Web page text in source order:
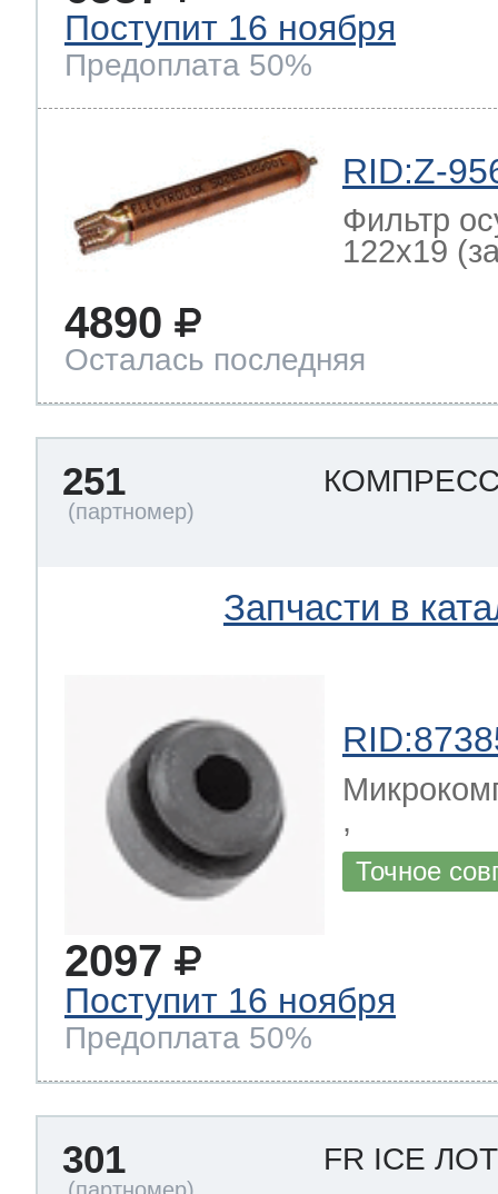
Поступит 16 ноября
Предоплата 50%
RID:Z-
Фильтр
122x19
4890
Осталась последняя
251
Запчасти в
,
Точное
2097
Поступит 16 ноября
Предоплата 50%
301 FR ICE